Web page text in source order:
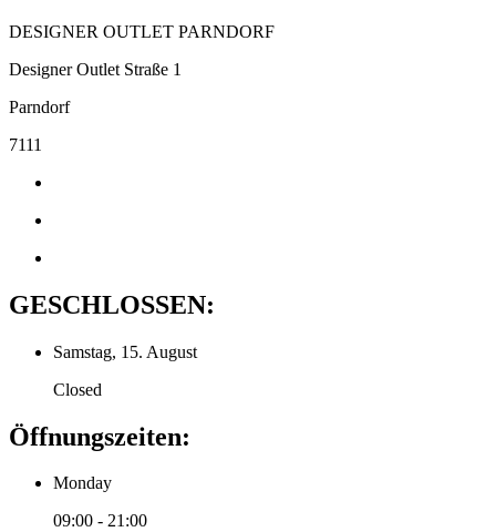
DESIGNER OUTLET PARNDORF
Designer Outlet Straße 1
Parndorf
7111
GESCHLOSSEN:
Samstag, 15. August
Closed
Öffnungszeiten:
Monday
09:00 - 21:00